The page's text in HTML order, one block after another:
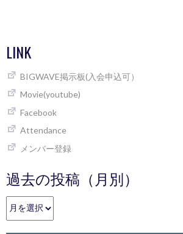
LINK
BIGWAVE掲示板(入会申込可）
Movie(youtube)
Facebook
Attendance
メンバー登録
過去の投稿（月別）
過
去